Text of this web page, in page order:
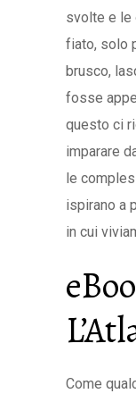
svolte e le
fiato, solo
brusco,
fosse
questo ci
imparare
le
ispirano a
in cui
Come